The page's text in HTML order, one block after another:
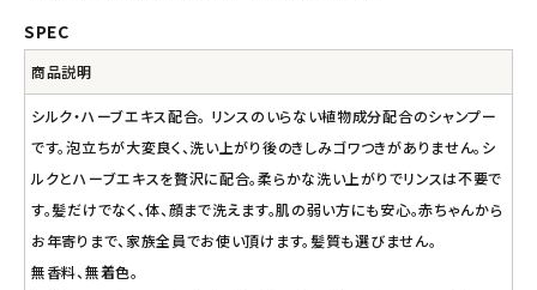
ご利用ガイド等
アカウント情報
ようこそ ゲスト 様
meeting_room ログイン person 会員登録
SPEC
商品説明
シルク・ハーブエキス配合。 リンスのいらない植物成分配合のシャンプー
です。泡立ちが大変良く、洗い上がり後のきしみゴワつきがありません。シ
ルクとハーブエキスを贅沢に配合。柔らかな洗い上がりでリンスは不要で
す。髪だけでなく、体、顔まで洗えます。肌の弱い方にも安心。赤ちゃんから
お年寄りまで、家族全員でお使い頂けます。髪質も選びません。
無香料、無着色。